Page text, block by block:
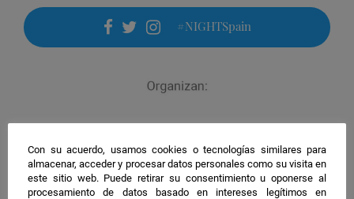
facebook
twitter
instagram
#NIGHTSpain
Con su acuerdo, usamos cookies o tecnologías similares para
almacenar, acceder y procesar datos personales como su visita en
este sitio web. Puede retirar su consentimiento u oponerse al
procesamiento de datos basado en intereses legítimos en